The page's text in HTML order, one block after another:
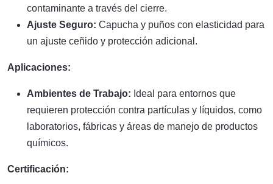
contaminante a través del cierre.
Ajuste Seguro: Capucha y puños con elasticidad para
un ajuste ceñido y protección adicional.
Aplicaciones:
Ambientes de Trabajo: Ideal para entornos que
requieren protección contra partículas y líquidos, como
laboratorios, fábricas y áreas de manejo de productos
químicos.
Certificación: